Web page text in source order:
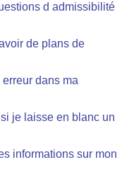
d admissibilité
de plans de
dans ma
je laisse en blanc un
informations sur mon